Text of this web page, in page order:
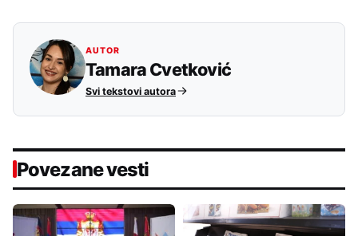
AUTOR
Tamara Cvetković
Svi tekstovi autora
Povezane vesti